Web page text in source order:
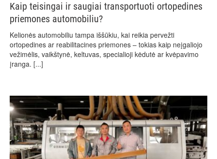
Kaip teisingai ir saugiai transportuoti ortopedines
priemones automobiliu?
Kelionės automobiliu tampa iššūkiu, kai reikia pervežti
ortopedines ar reabilitacines priemones – tokias kaip neįgaliojo
vežimėlis, vaikštynė, keltuvas, specialioji kėdutė ar kvėpavimo
įranga. [...]